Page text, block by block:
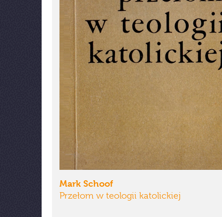
Mark Schoof
Przełom w teologii katolickiej